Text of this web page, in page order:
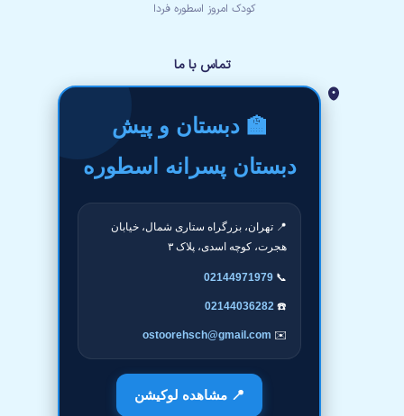
کودک امروز اسطوره فردا
تماس با ما
🏫 دبستان و پیش
دبستان پسرانه اسطوره
📍 تهران، بزرگراه ستاری شمال، خیابان
هجرت، کوچه اسدی، پلاک ۳
📞
02144971979
☎️
02144036282
✉️
ostoorehsch@gmail.com
📍 مشاهده لوکیشن